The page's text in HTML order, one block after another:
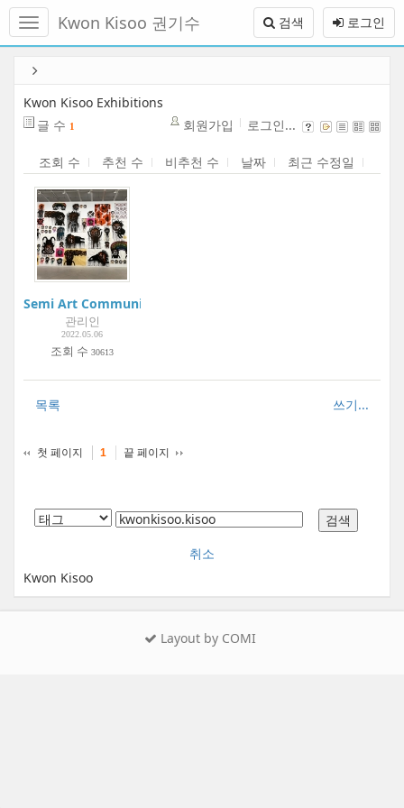
메
토
로그인
검색
Kwon Kisoo 권기수
Kwon Kisoo Exhibitions
글 수 1 회원가입 로그인...
조회 수 추천 수 비추천 수 날짜 최근 수정일
Semi Art Community Project:Boogie Woogie Art Museum |
관리인
2022.05.06
조회 수 30613
쓰기...
목록
첫 페이지 1 끝 페이지
취소
Kwon Kisoo
Layout by COMI